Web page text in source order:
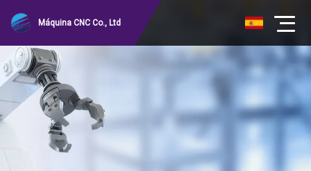
Máquina CNC Co., Ltd